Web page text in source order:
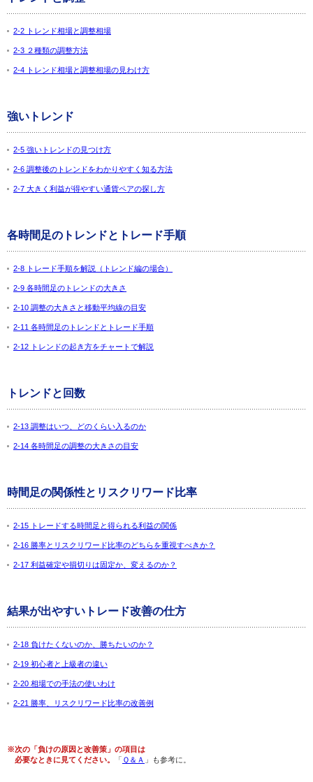
2-2 トレンド相場と調整相場
2-3 ２種類の調整方法
2-4 トレンド相場と調整相場の見わけ方
強いトレンド
2-5 強いトレンドの見つけ方
2-6 調整後のトレンドをわかりやすく知る方法
2-7 大きく利益が得やすい通貨ペアの探し方
各時間足のトレンドとトレード手順
2-8 トレード手順を解説（トレンド編の場合）
2-9 各時間足のトレンドの大きさ
2-10 調整の大きさと移動平均線の目安
2-11 各時間足のトレンドとトレード手順
2-12 トレンドの起き方をチャートで解説
トレンドと回数
2-13 調整はいつ、どのくらい入るのか
2-14 各時間足の調整の大きさの目安
時間足の関係性とリスクリワード比率
2-15 トレードする時間足と得られる利益の関係
2-16 勝率とリスクリワード比率のどちらを重視すべきか？
2-17 利益確定や損切りは固定か、変えるのか？
結果が出やすいトレード改善の仕方
2-18 負けたくないのか、勝ちたいのか？
2-19 初心者と上級者の違い
2-20 相場での手法の使いわけ
2-21 勝率、リスクリワード比率の改善例
※次の「負けの原因と改善策」の項目は
必要なときに見てください。
「 Ｑ＆Ａ 」も参考に。